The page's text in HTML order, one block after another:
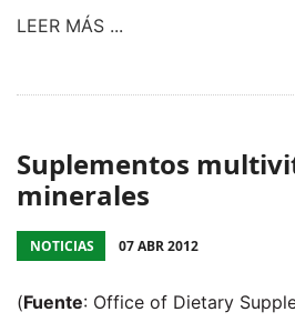
LEER MÁS ...
Suplementos
minerales
NOTICIAS 07 ABR 2012
(Fuente: Office of Dietary